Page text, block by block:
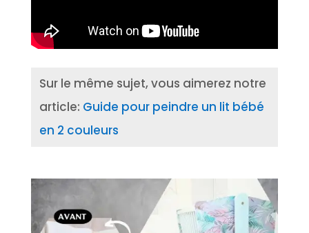
Sur le même sujet, vous aimerez notre
article: Guide pour peindre un lit bébé
en 2 couleurs